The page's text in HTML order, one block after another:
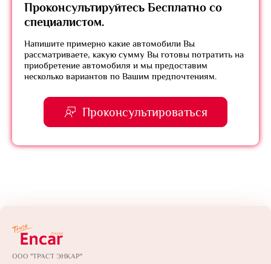
Проконсультируйтесь Бесплатно со
специалистом.
Напишите примерно какие автомобили Вы
рассматриваете, какую сумму Вы готовы потратить на
приобретение автомобиля и мы предоставим
несколько вариантов по Вашим предпочтениям.
Проконсультироваться
ООО "ТРАСТ ЭНКАР"